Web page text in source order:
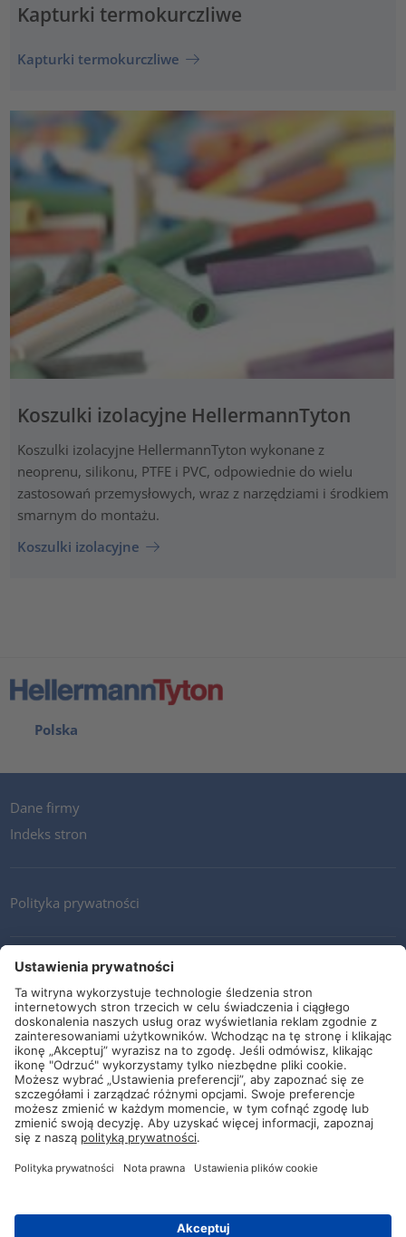
Kapturki termokurczliwe
Kapturki termokurczliwe
Koszulki izolacyjne HellermannTyton
Koszulki izolacyjne HellermannTyton wykonane z
neoprenu, silikonu, PTFE i PVC, odpowiednie do wielu
zastosowań przemysłowych, wraz z narzędziami i środkiem
smarnym do montażu.
Koszulki izolacyjne
Polska
Dane firmy
Indeks stron
Polityka prywatności
Kontakt
Newsletter
Ogólne warunki i dostawy
Wytyczne i zobowiązania
Media społecznościowe